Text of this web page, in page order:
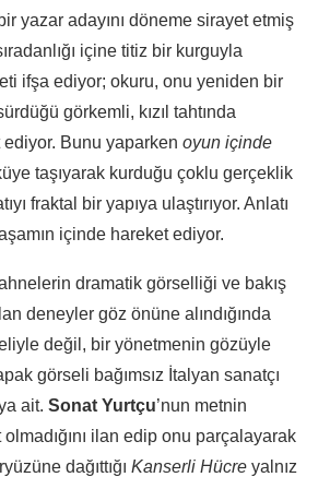
yazar adayını döneme sirayet etmiş
içine titiz bir kurguyla
ifşa ediyor; okuru, onu yeniden bir
görkemli, kızıl tahtında
Bunu yaparken oyun içinde
taşıyarak kurduğu çoklu gerçeklik
fraktal bir yapıya ulaştırıyor. Anlatı
içinde hareket ediyor.
dramatik görselliği ve bakış
deneyler göz önüne alındığında
değil, bir yönetmenin gözüyle
görseli bağımsız İtalyan sanatçı
ait. Sonat Yurtçu’nun metnin
ilan edip onu parçalayarak
dağıttığı Kanserli Hücre yalnız